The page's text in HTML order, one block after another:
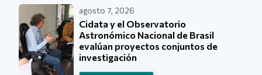
agosto 7, 2026
Cidata y el Observatorio
Astronómico Nacional de Brasil
evalúan proyectos conjuntos de
investigación